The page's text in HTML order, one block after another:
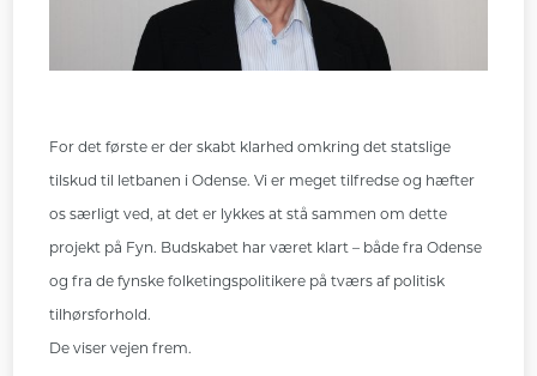
For det første er der skabt klarhed omkring det statslige
tilskud til letbanen i Odense. Vi er meget tilfredse og hæfter
os særligt ved, at det er lykkes at stå sammen om dette
projekt på Fyn. Budskabet har været klart – både fra Odense
og fra de fynske folketingspolitikere på tværs af politisk
tilhørsforhold.
De viser vejen frem.